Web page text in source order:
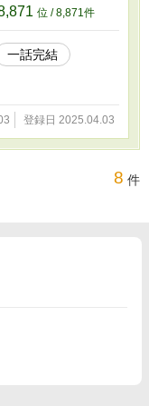
位 / 8,871件
一話完結
登録日 2025.04.03
8 件